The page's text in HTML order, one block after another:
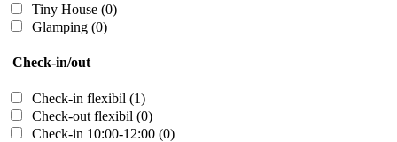
Tiny House (0)
Glamping (0)
Check-in/out
Check-in flexibil (1)
Check-out flexibil (0)
Check-in 10:00-12:00 (0)